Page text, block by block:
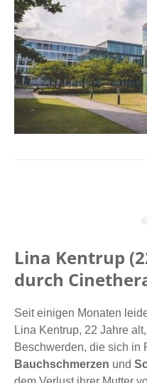
Lina Kentrup
durch
Seit einigen Monaten
Lina Kentrup, 22 Jahre
Beschwerden, die sich in
Bauchschmerzen und